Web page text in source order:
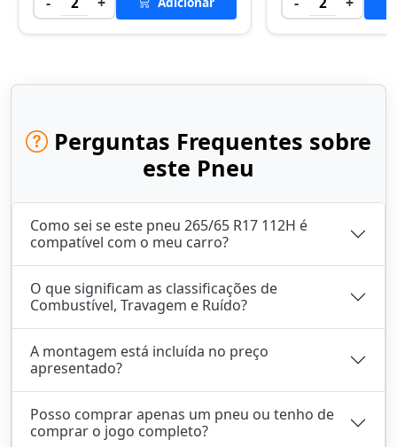
Perguntas Frequentes sobre
este Pneu
Como sei se este pneu 265/65 R17 112H é
compatível com o meu carro?
O que significam as classificações de
Combustível, Travagem e Ruído?
A montagem está incluída no preço
apresentado?
Posso comprar apenas um pneu ou tenho de
comprar o jogo completo?